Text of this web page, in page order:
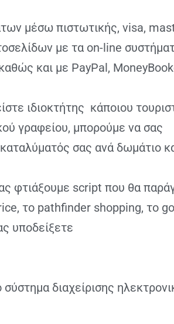
μέσω πιστωτικής, visa,
με τα on-line
και με PayPal,
ιδιοκτήτης κάποιου
γραφείου, μπορούμε να σας
σας ανά δωμάτιο
φτιάξουμε script που θα
το pathfinder shοpping, το
υποδείξετε
διαχείρισης